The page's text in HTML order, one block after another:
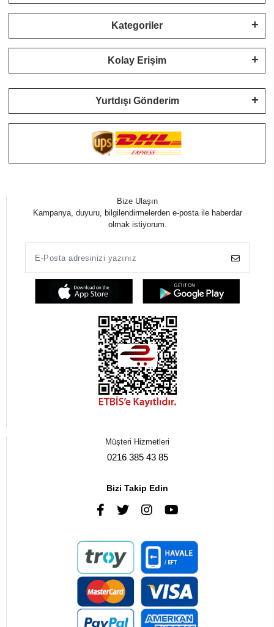
Kategoriler
Kolay Erişim
Yurtdışı Gönderim
Bize Ulaşın
Kampanya, duyuru, bilgilendirmelerden e-posta ile haberdar
olmak istiyorum.
Müşteri Hizmetleri
0216 385 43 85
Bizi Takip Edin